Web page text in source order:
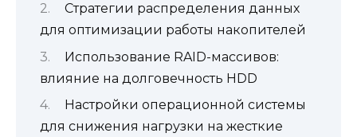
Стратегии распределения данных
для оптимизации работы накопителей
Использование RAID-массивов:
влияние на долговечность HDD
Настройки операционной системы
для снижения нагрузки на жесткие